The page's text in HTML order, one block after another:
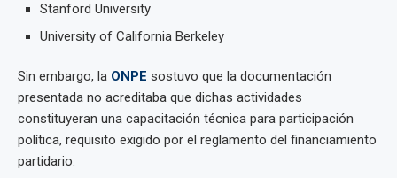
Stanford University
University of California Berkeley
Sin embargo, la ONPE sostuvo que la documentación
presentada no acreditaba que dichas actividades
constituyeran una capacitación técnica para participación
política, requisito exigido por el reglamento del financiamiento
partidario.